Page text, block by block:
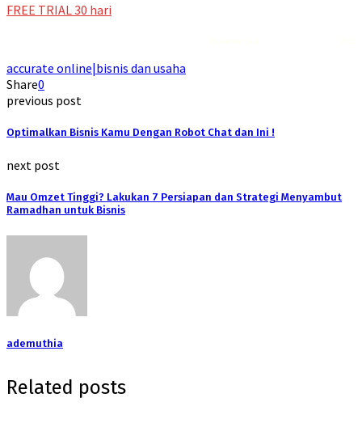
FREE TRIAL 30 hari
accurate online|bisnis dan usaha
Share0
previous post
Optimalkan Bisnis Kamu Dengan Robot Chat dan Ini !
next post
Mau Omzet Tinggi? Lakukan 7 Persiapan dan Strategi Menyambut
Ramadhan untuk Bisnis
ademuthia
Related posts